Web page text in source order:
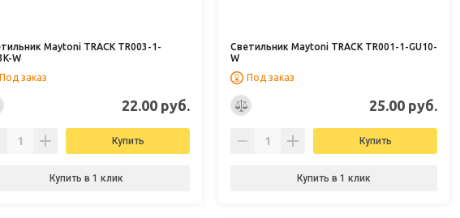
Maytoni TRACK TR003-1-
W
Под заказ
22.00 руб.
Купить
Купить в 1 клик
Светильник Maytoni TRACK TR001-1-GU10-
W
Под заказ
25.00 руб.
Купить
Купить в 1 клик